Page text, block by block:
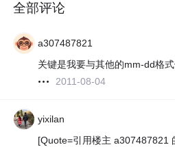
全部评论
a307487821
关键是我要与其他的mm-dd格
2011-08-04
yixilan
[Quote=引用楼主 a307487821